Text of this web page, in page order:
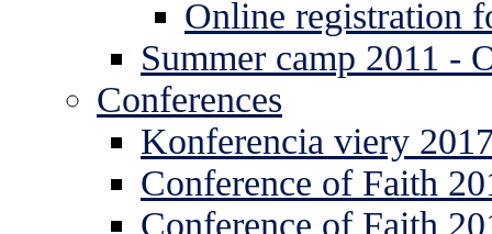
Online registration
Summer camp 2011 -
Conferences
Konferencia viery
Conference of Faith
Conference of Faith